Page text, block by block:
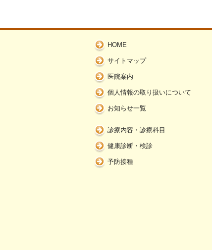
HOME
サイトマップ
医院案内
個人情報の取り扱いについて
お知らせ一覧
診療内容・診療科目
健康診断・検診
予防接種